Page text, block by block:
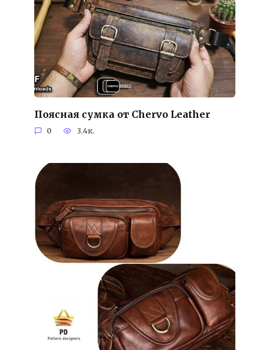
Поясная сумка от Chervo Leather
0 3.4к.